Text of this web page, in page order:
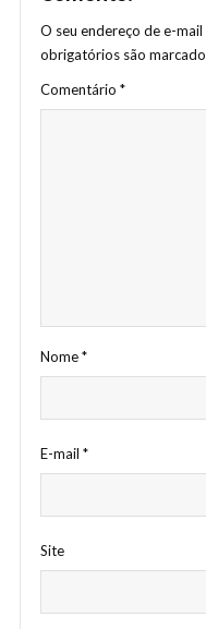
O seu endereço de e-
obrigatórios são
Comentário *
Nome*
E-mail *
Site